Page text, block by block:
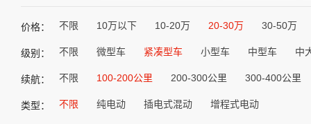
价格： 不限 10万以下 10-20万 20-30万 30-50万
级别： 不限 微型车 紧凑型车 小型车 中型车 中
续航： 不限 100-200公里 200-300公里 300-400公里
类型： 不限 纯电动 插电式混动 增程式电动